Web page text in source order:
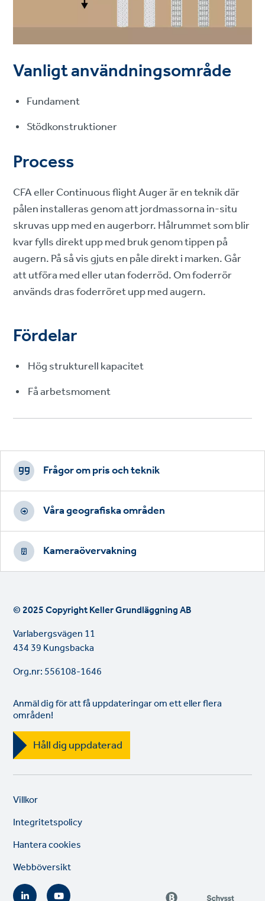
Vanligt användningsområde
Fundament
Stödkonstruktioner
Process
CFA eller Continuous flight Auger är en teknik där
pålen installeras genom att jordmassorna in-situ
skruvas upp med en augerborr. Hålrummet som blir
kvar fylls direkt upp med bruk genom tippen på
augern. På så vis gjuts en påle direkt i marken. Går
att utföra med eller utan foderröd. Om foderrör
används dras foderröret upp med augern.
Fördelar
Hög strukturell kapacitet
Få arbetsmoment
Footer
CTAs
Frågor om pris och teknik
Våra geografiska områden
Kameraövervakning
© 2025 Copyright Keller Grundläggning AB
Varlabergsvägen 11
434 39 Kungsbacka
Org.nr: 556108-1646
Anmäl dig för att få uppdateringar om ett eller flera
områden!
Håll dig uppdaterad
Legal
Villkor
Integritetspolicy
Hantera cookies
Webböversikt